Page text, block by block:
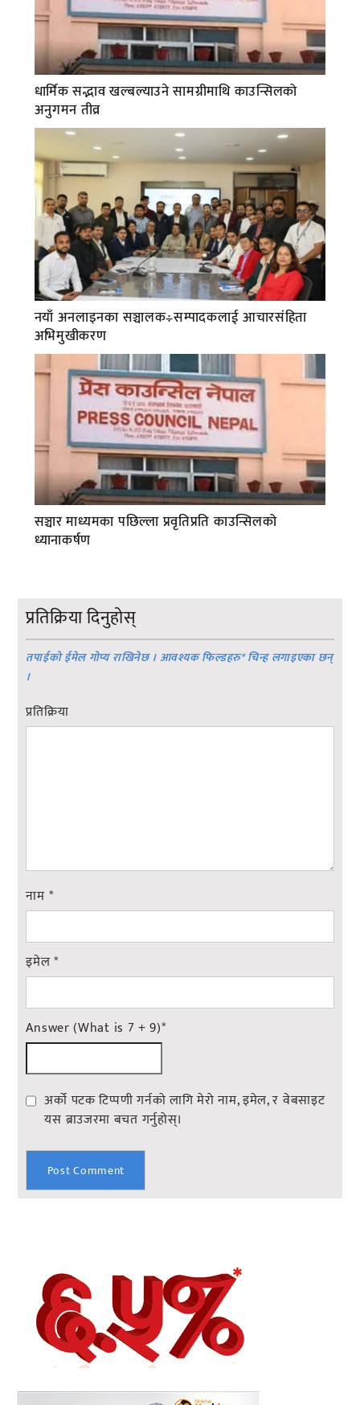
धार्मिक सद्भाव खल्बल्याउने सामग्रीमाथि काउन्सिलको
अनुगमन तीव्र
नयाँ अनलाइनका सञ्चालक÷सम्पादकलाई आचारसंहिता
अभिमुखीकरण
सञ्चार माध्यमका पछिल्ला प्रवृतिप्रति काउन्सिलको
ध्यानाकर्षण
प्रतिक्रिया दिनुहोस्
तपाईको ईमेल गोप्य राखिनेछ । आवश्यक फिल्डहरु*चिन्ह लगाइएका छन्
।
प्रतिक्रिया
नाम *
इमेल*
Answer (What is 7 + 9)*
अर्को पटक टिप्पणी गर्नको लागि मेरो नाम, इमेल, र वेबसाइट
यस ब्राउजरमा बचत गर्नुहोस्।